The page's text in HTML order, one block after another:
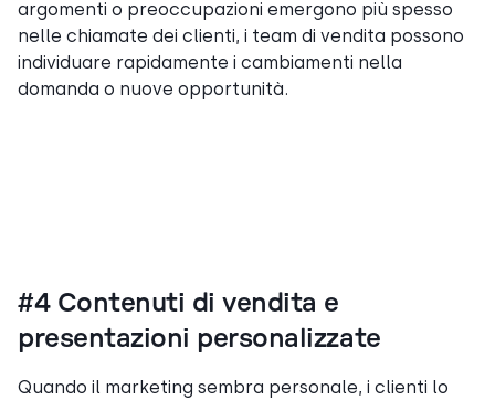
argomenti o preoccupazioni emergono più spesso
nelle chiamate dei clienti, i team di vendita possono
individuare rapidamente i cambiamenti nella
domanda o nuove opportunità.
#4 Contenuti di vendita e
presentazioni personalizzate
Quando il marketing sembra personale, i clienti lo